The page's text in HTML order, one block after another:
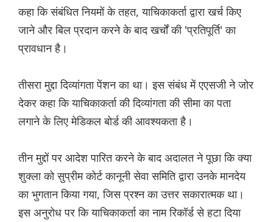
कहा कि संबंधित नियमों के तहत, याचिकाकर्ता द्वारा खर्च किए
जाने और बिल प्रदान करने के बाद खर्चों की 'प्रतिपूर्ति' का
प्रावधान है।
तीसरा मुद्दा दिव्यांगता पेंशन का था। इस संबंध में एएसजी ने जोर
देकर कहा कि याचिकाकर्ता की दिव्यांगता की सीमा का पता
लगाने के लिए मेडिकल बोर्ड की आवश्यकता है।
तीन मुद्दों पर आदेश पारित करने के बाद अदालत ने पूछा कि क्या
शुक्ला को सुप्रीम कोर्ट कानूनी सेवा समिति द्वारा उनके मानदेय
का भुगतान किया गया, जिस प्रश्न का उत्तर सकारात्मक था।
इस अनुरोध पर कि याचिकाकर्ता का नाम रिकॉर्ड से हटा दिया